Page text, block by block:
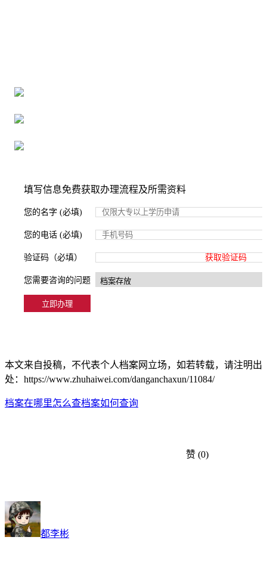
填写信息免费获取办理流程及所需资料
您的名字 (必填)
您的电话 (必填)
验证码（必填） 获取验证码
您需要咨询的问题
本文来自投稿，不代表个人档案网立场，如若转载，请注明出
处：https://www.zhuhaiwei.com/danganchaxun/11084/
档案在哪里怎么查档案如何查询
赞 (0)
都李彬